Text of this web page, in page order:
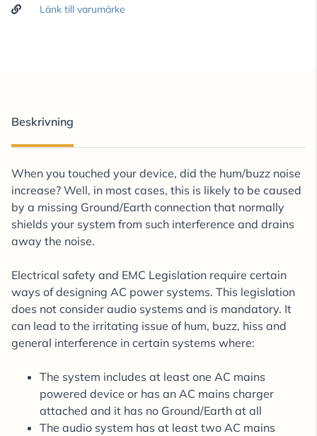
Länk till varumärke
Beskrivning
When you touched your device, did the hum/buzz noise
increase? Well, in most cases, this is likely to be caused
by a missing Ground/Earth connection that normally
shields your system from such interference and drains
away the noise.
Electrical safety and EMC Legislation require certain
ways of designing AC power systems. This legislation
does not consider audio systems and is mandatory. It
can lead to the irritating issue of hum, buzz, hiss and
general interference in certain systems where:
The system includes at least one AC mains
powered device or has an AC mains charger
attached and it has no Ground/Earth at all
The audio system has at least two AC mains